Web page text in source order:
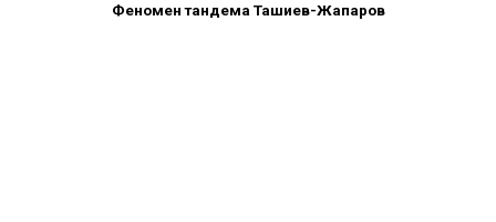
Феномен тандема Ташиев-Жапаров